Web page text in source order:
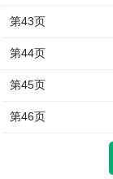
第43页
第44页
第45页
第46页